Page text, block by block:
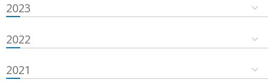
2023
2022
2021